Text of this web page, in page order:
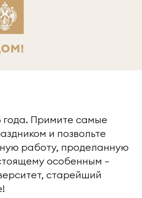
года. Примите самые
и позвольте
работу, проделанную
особенным —
старейший